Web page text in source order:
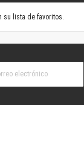
su lista de favoritos.